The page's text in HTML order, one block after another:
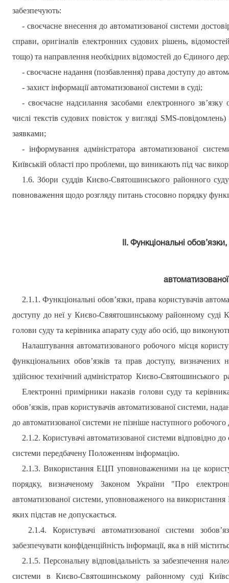
забезпечують:
- своєчасне внесення до автоматизованої системи
справи, оригіналів електронних судових рішень,
тощо) та направлення необхідних відомостей до Єдиного
- своєчасне надання (позбавлення) права доступу до
- захист інформації автоматизованої системи в суді;
- своєчасне надсилання засобами електронного
числі текстів судових повісток у вигляді SMS-
заявками;
- інформування адміністратора автоматизованої
Київській області про проблеми, що виникають під час
1.6. Збори суддівКиєво-Святошинського районного суду
повноваження щодо розгляду питань стосовно порядку
ІІ. Функціональні
2.1.1. Функціональні обов’язки, права користувачів
доступу до неї у Києво-Свяятошинськомурайонному суді
голови суду та керівника апарату суду або осіб, що
Налаштування автоматизованого робочого місця
функціональних обов’язків та прав доступу,
здійснює технічний адміністратор Києво-Святошинського
Електронні примірники наказів голови суду та
обов’язків, прав користувачів автоматизованої системи,
до автоматизованої системи не пізніше наступного
2.1.2. Користувачі автоматизованої системи відповідно
системи передбачену Положенням інформацію.
2.1.3. Використання ЕЦП уповноваженими на це
порядку, визначеному Законом України "Про
автоматизованої системи, уповноваженого на
яких підстав не допускається.
2.1.4. Користувачі автоматизованої системи
забезпечувати конфіденційність інформації, яка в ній
2.1.5. Персональну відповідальність за забезпечення
системи в Києво-Святошинському районному суді